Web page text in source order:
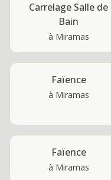
Carrelage Salle de
Bain
à Miramas
Faïence
à Miramas
Faïence
à Miramas